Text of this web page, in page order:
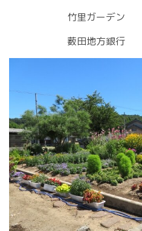
竹里ガーデン
薮田地方銀行